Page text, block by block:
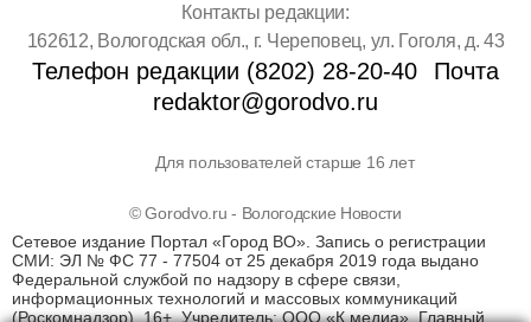
Контакты редакции:
162612, Вологодская обл., г. Череповец, ул. Гоголя, д. 43
Телефон редакции (8202) 28-20-40
Почта
redaktor@gorodvo.ru
Для пользователей старше 16 лет
© Gorodvo.ru - Вологодские Новости
Сетевое издание Портал «Город ВО». Запись о регистрации
СМИ: ЭЛ № ФС 77 - 77504 от 25 декабря 2019 года выдано
Федеральной службой по надзору в сфере связи,
информационных технологий и массовых коммуникаций
(Роскомнадзор). 16+. Учредитель: ООО «К медиа». Главный